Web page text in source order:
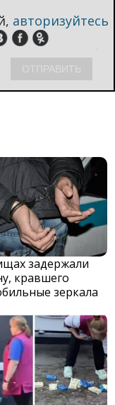
авторизуйтесь
задержали
кравшего
зеркала